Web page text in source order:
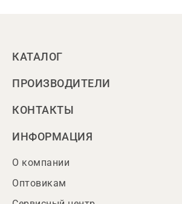
КАТАЛОГ
ПРОИЗВОДИТЕЛИ
КОНТАКТЫ
ИНФОРМАЦИЯ
О компании
Оптовикам